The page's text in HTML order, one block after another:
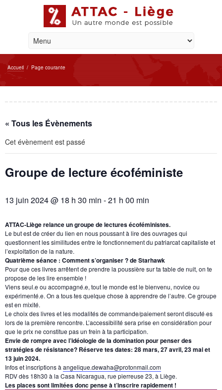
Accueil / Page courante
« Tous les Évènements
Cet évènement est passé
Groupe de lecture écoféministe
13 juin 2024 @ 18 h 30 min -21 h 00 min
ATTAC-Liège relance un groupe de lectures écoféministes.
Le but est de créer du lien en nous poussant à lire des ouvrages qui
questionnent les similitudes entre le fonctionnement du patriarcat capitaliste et
l’exploitation de la nature.
Quatrième séance : Comment s’organiser ? de Starhawk
Pour que ces livres arrêtent de prendre la poussière sur ta table de nuit, on te
propose de les lire ensemble !
Viens seul.e ou accompagné.e, tout le monde est le bienvenu, novice ou
expérimenté.e. On a tous·tes quelque chose à apprendre de l’autre. Ce groupe
est en mixité.
Le choix des livres et les modalités de commande/paiement seront discuté·es
lors de la première rencontre. L’accessibilité sera prise en considération pour
que le prix ne constitue pas un frein à ta participation.
Envie de rompre avec l’idéologie de la domination pour penser des
stratégies de résistance? Réserve tes dates: 28 mars, 27 avril, 23 mai et
13 juin 2024.
Infos et inscriptions à angelique.dewaha@protonmail.com
RDV dès 18h30 à la Casa Nicaragua, rue pierreuse 23, à Liège.
Les places sont limitées donc pense à t’inscrire rapidement !